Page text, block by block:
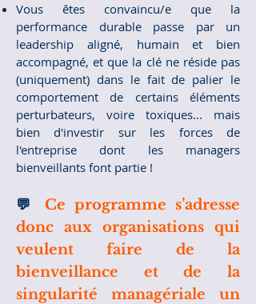
Vous êtes convaincu/e que la
performance durable passe par un
leadership aligné, humain et bien
accompagné, et que la clé ne réside pas
(uniquement) dans le fait de palier le
comportement de certains éléments
perturbateurs, voire toxiques... mais
bien d'investir sur les forces de
l'entreprise dont les managers
bienveillants font partie !
💬 Ce programme s’adresse
donc aux organisations qui
veulent faire de la
bienveillance et de la
singularité managériale un